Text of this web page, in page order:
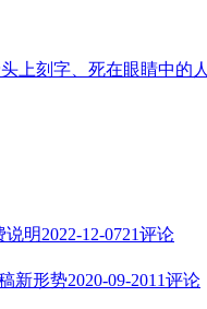
上刻字、死在眼睛中的人
说明2022-12-0721评论
新形势2020-09-2011评论